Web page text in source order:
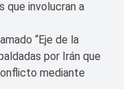
que involucran a
“Eje de la
por Irán que
mediante